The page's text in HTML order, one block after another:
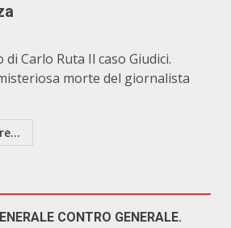
Carlo Ruta Il caso Giudici.
morte del giornalista
CONTRO GENERALE.